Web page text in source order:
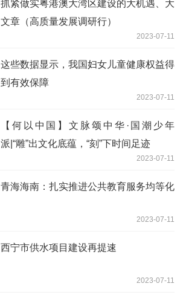
抓紧做实粤港澳大湾区建设的大机遇、大
文章（高质量发展调研行）
2023-07-11
这些数据显示，我国妇女儿童健康权益得
到有效保障
2023-07-11
【何以中国】文脉颂中华·国潮少年
派|“雕”出文化底蕴，“刻”下时间足迹
2023-07-11
青海海南：扎实推进公共教育服务均等化
2023-07-11
西宁市供水项目建设再提速
2023-07-11